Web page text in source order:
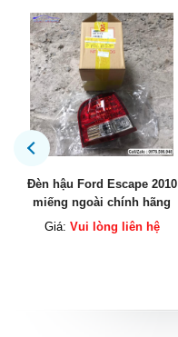
Đèn hậu Ford Everest 2023
miếng trong chính hãng
Giá: Vui lòng liên hệ